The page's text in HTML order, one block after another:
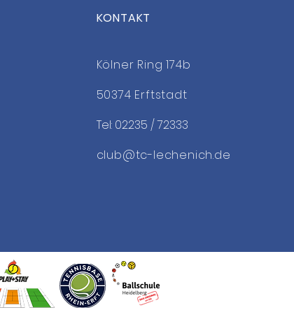
KONTAKT
Kölner Ring 174b
50374 Erftstadt
Tel: 02235 / 72333
club@tc-lechenich.de